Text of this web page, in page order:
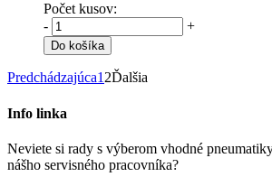
Počet kusov:
-
+
Do košíka
Predchádzajúca1 2Ďalšia
Info linka
Neviete si rady s výberom vhodné
nášho servisného pracovníka?